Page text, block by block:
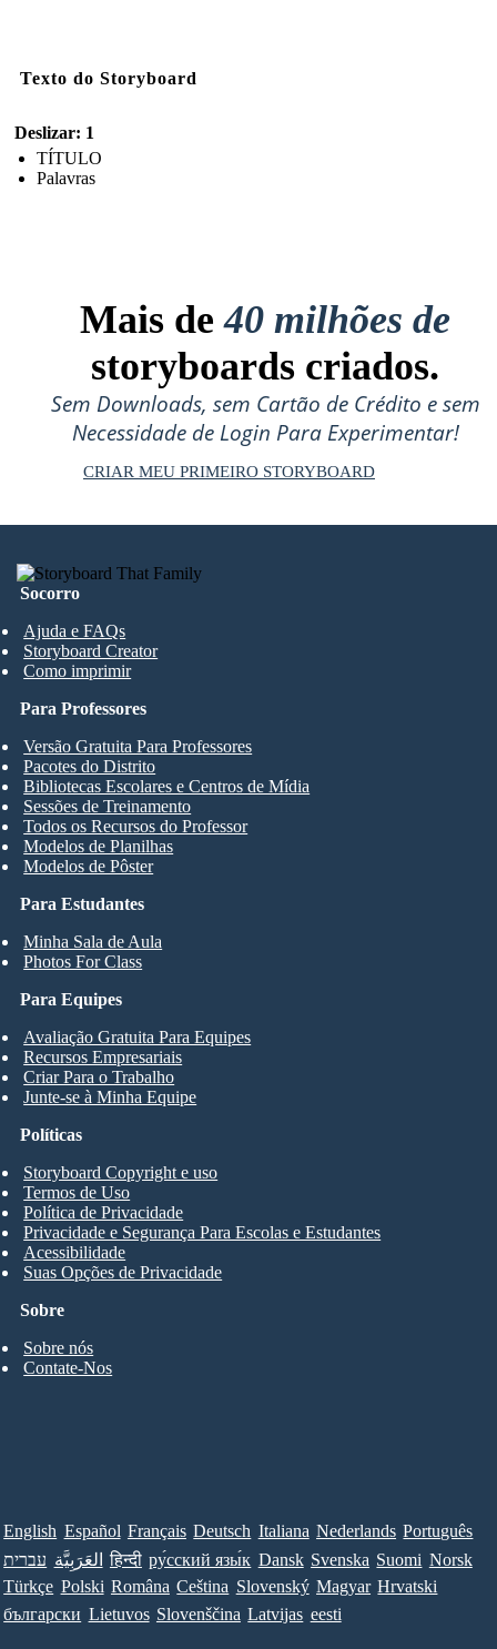
Texto do Storyboard
Deslizar: 1
TÍTULO
Palavras
Mais de40 milhões de
storyboards criados.
Sem Downloads, sem Cartão de Crédito e sem
Necessidade de Login Para Experimentar!
CRIAR MEU PRIMEIRO STORYBOARD
Socorro
Ajuda e FAQs
Storyboard Creator
Como imprimir
Para Estudantes
Minha Sala de Aula
Photos For Class
Para Professores
Versão Gratuita Para Professores
Pacotes do Distrito
Bibliotecas Escolares e Centros de Mídia
Sessões de Treinamento
Todos os Recursos do Professor
Modelos de Planilhas
Modelos de Pôster
Para Equipes
Avaliação Gratuita Para Equipes
Recursos Empresariais
Criar Para o Trabalho
Junte-se à Minha Equipe
Sobre
Sobre nós
Contate-Nos
Políticas
Storyboard Copyright e uso
Termos de Uso
Política de Privacidade
Privacidade e Segurança Para Escolas e Estudantes
Acessibilidade
Suas Opções de Privacidade
English Español Français Deutsch Italiana Nederlands Português
עברית العَرَبِيَّة हिन्दी ру́сский язы́к Dansk Svenska Suomi Norsk
Türkçe Polski Româna Ceština Slovenský Magyar Hrvatski
български Lietuvos Slovenščina Latvijas eesti